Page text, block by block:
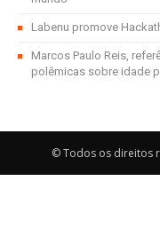
Labenu promove
Marcos Paulo Reis,
polêmicas sobre idade
© Todos os direitos